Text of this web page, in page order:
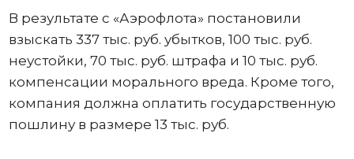
В результате с «Аэрофлота» постановили
взыскать 337 тыс. руб. убытков, 100 тыс. руб.
неустойки, 70 тыс. руб. штрафа и 10 тыс. руб.
компенсации морального вреда. Кроме того,
компания должна оплатить государственную
пошлину в размере 13 тыс. руб.